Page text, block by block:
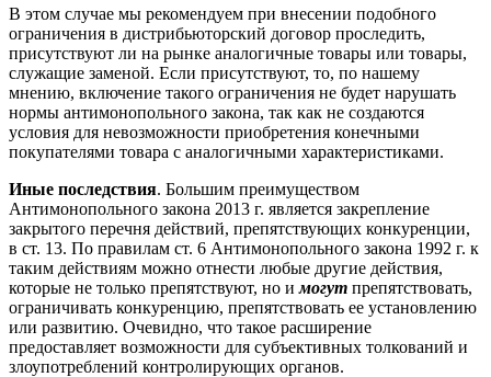
В этом случае мы рекомендуем при внесении подобного
ограничения в дистрибьюторский договор проследить,
присутствуют ли на рынке аналогичные товары или товары,
служащие заменой. Если присутствуют, то, по нашему
мнению, включение такого ограничения не будет нарушать
нормы антимонопольного закона, так как не создаются
условия для невозможности приобретения конечными
покупателями товара с аналогичными характеристиками.
Иные последствия. Большим преимуществом
Антимонопольного закона 2013 г. является закрепление
закрытого перечня действий, препятствующих конкуренции,
в ст. 13. По правилам ст. 6 Антимонопольного закона 1992 г. к
таким действиям можно отнести любые другие действия,
которые не только препятствуют, но имогут препятствовать,
ограничивать конкуренцию, препятствовать ее установлению
или развитию. Очевидно, что такое расширение
предоставляет возможности для субъективных толкований и
злоупотреблений контролирующих органов.